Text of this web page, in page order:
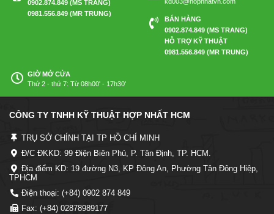
0902.874.849 (MS TRANG)
0981.556.849 (MR TRUNG)
BÁN HÀNG
0902.874.849 (MS TRANG)
HỖ TRỢ KỸ THUẬT
0981.556.849 (MR TRUNG)
GIỜ MỞ CỬA
Thứ 2 - thứ 7: Từ 08h00' - 17h30'
CÔNG TY TNHH KỸ THUẬT HỢP NHẤT HCM
TRỤ SỞ CHÍNH TẠI TP HỒ CHÍ MINH
Đ/C ĐKKD: 99 Điện Biên Phủ, P. Tân Định, TP. HCM.
Địa điểm KD: 19 đường N3, KP Đông An, Phường Tân Đông Hiệp,
TPHCM
Điện thoại: (+84) 0902 874 849
Fax: (+84) 02878989177